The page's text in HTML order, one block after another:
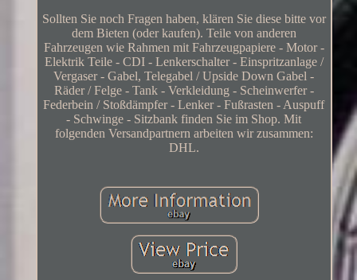
Sollten Sie noch Fragen haben, klären Sie diese bitte vor
dem Bieten (oder kaufen). Teile von anderen
Fahrzeugen wie Rahmen mit Fahrzeugpapiere - Motor -
Elektrik Teile - CDI - Lenkerschalter - Einspritzanlage /
Vergaser - Gabel, Telegabel / Upside Down Gabel -
Räder / Felge - Tank - Verkleidung - Scheinwerfer -
Federbein / Stoßdämpfer - Lenker - Fußrasten - Auspuff
- Schwinge - Sitzbank finden Sie im Shop. Mit
folgenden Versandpartnern arbeiten wir zusammen:
DHL.